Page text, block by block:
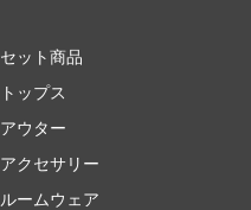
セット商品
トップス
アウター
アクセサリー
ルームウェア